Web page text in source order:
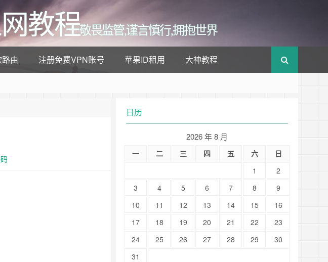
教程敬畏监管,谨言慎行,拥抱世界
由 注册免费VPN账号 苹果ID租用 大神教程
日历
2026 年 8 月
一 二 三 四 五 六
日
1
2
3
4 5 6 7 8
9
10
11 12 13 14 15
16
17
18 19 20 21 22
23
24
25 26 27 28 29
30
31